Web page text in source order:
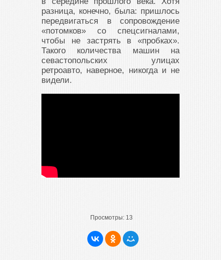
разница, конечно, была: пришлось
передвигаться в сопровождение
«потомков» со спецсигналами,
чтобы не застрять в «пробках».
Такого количества машин на
севастопольских улицах
ретроавто, наверное, никогда и не
видели.
Просмотры: 13